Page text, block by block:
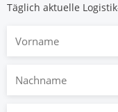
Täglich aktuelle
Nachname